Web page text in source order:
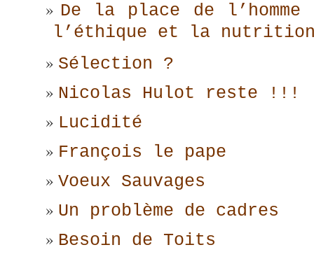
De la place de
l’éthique et la
Sélection ?
Nicolas Hulot reste !!!
Lucidité
François le pape
Voeux Sauvages
Un problème de cadres
Besoin de Toits